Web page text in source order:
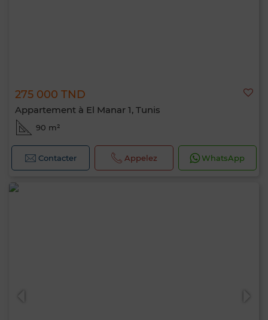
275 000 TND
Appartement à El Manar 1, Tunis
90 m²
Contacter Appelez WhatsApp